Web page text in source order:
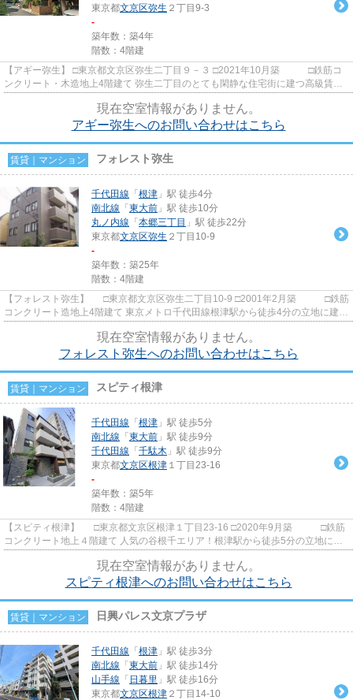
東京都文京区弥生 ２丁目9-3
-
築年数：築4年
階数：4階建
【アギー弥生】 □東京都文京区弥生二丁目９－３ □2021年10月築 □鉄筋コ
ンクリート・木造地上4階建て 弥生二丁目のとても閑静な住宅街に建つ高級賃貸
現在空室情報がありません。
アギー弥生へのお問い合わせはこちら
賃貸｜マンション フォレスト弥生
千代田線 「 根津 」駅 徒歩4分
南北線 「 東大前 」駅 徒歩10分
丸ノ内線 「 本郷三丁目 」駅 徒歩22分
東京都文京区弥生 ２丁目10-9
-
築年数：築25年
階数：4階建
【フォレスト弥生】 □東京都文京区弥生二丁目10-9 □2001年2月築 □鉄筋
コンクリート造地上4階建て 東京メトロ千代田線根津駅から徒歩4分の立地に建つ
現在空室情報がありません。
フォレスト弥生へのお問い合わせはこちら
賃貸｜マンション スピティ根津
千代田線 「 根津 」駅 徒歩5分
南北線 「 東大前 」駅 徒歩9分
千代田線 「 千駄木 」駅 徒歩9分
東京都文京区根津 １丁目23-16
-
築年数：築5年
階数：4階建
【スピティ根津】 □東京都文京区根津１丁目23-16 □2020年9月築 □鉄筋
コンクリート地上４階建て 人気の谷根千エリア！根津駅から徒歩5分の立地に建
現在空室情報がありません。
スピティ根津へのお問い合わせはこちら
賃貸｜マンション 日興パレス文京プラザ
千代田線 「 根津 」駅 徒歩3分
南北線 「 東大前 」駅 徒歩14分
山手線 「 日暮里 」駅 徒歩16分
東京都文京区根津 ２丁目14-10